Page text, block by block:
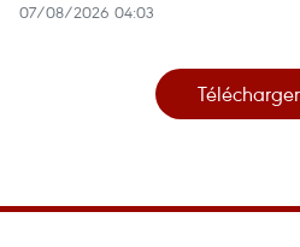
07/08/2026 04:03